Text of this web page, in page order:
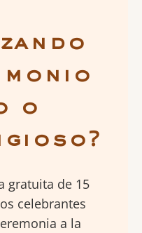
o
gratuita de 15
celebrantes
a la